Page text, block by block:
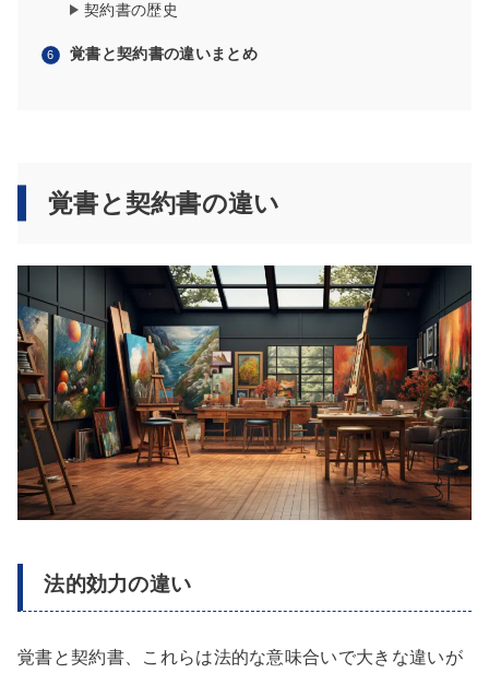
契約書の歴史
覚書と契約書の違いまとめ
覚書と契約書の違い
法的効力の違い
覚書と契約書、これらは法的な意味合いで大きな違いが